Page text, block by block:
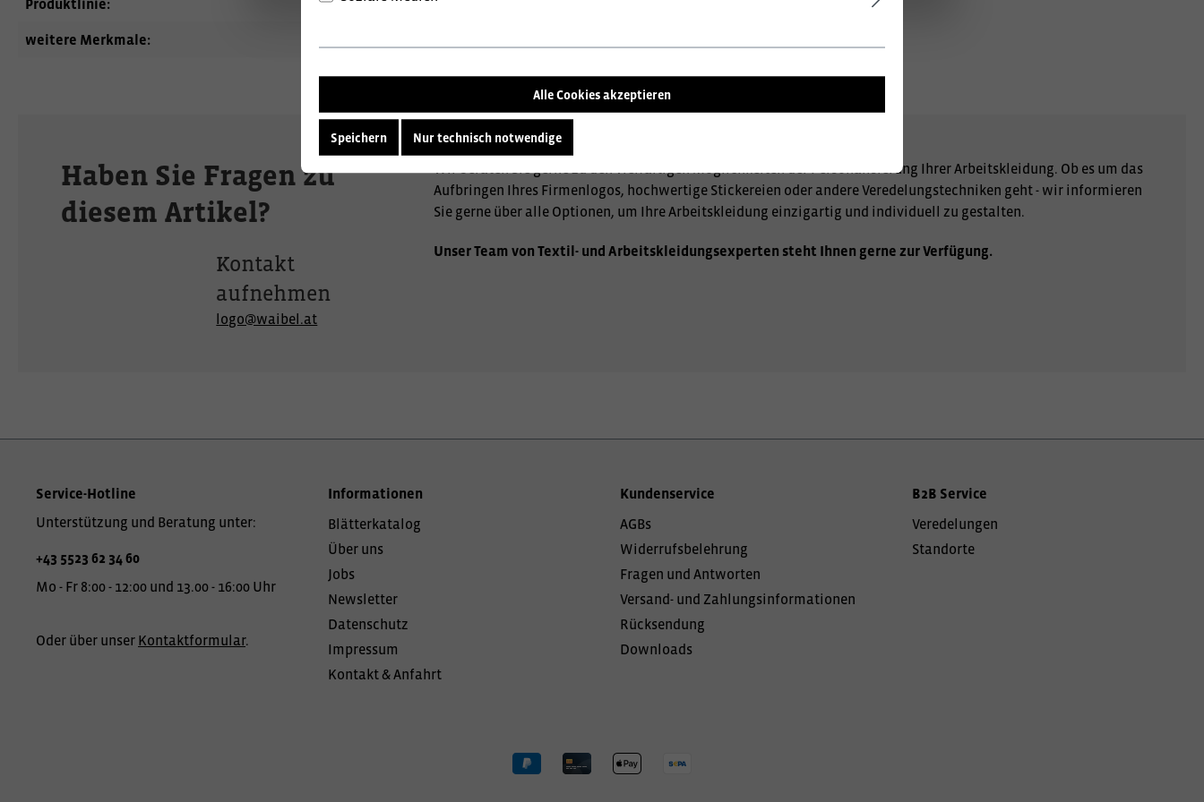
Produktlinie: Engel
weitere Merkmale:
Haben Sie Fragen zu
diesem Artikel?
Kontakt
aufnehmen
logo@waibel.at
Wir beraten Sie gerne zu den vielfältigen Möglichkeiten der Personalisierung Ihrer Arbeitskleidung. Ob es um das
Aufbringen Ihres Firmenlogos, hochwertige Stickereien oder andere Veredelungstechniken geht - wir informieren
Sie gerne über alle Optionen, um Ihre Arbeitskleidung einzigartig und individuell zu gestalten.
Unser Team von Textil- und Arbeitskleidungsexperten steht Ihnen gerne zur Verfügung.
Service-Hotline
Unterstützung und Beratung unter:
+43 5523 62 34 60
Mo - Fr 8:00 - 12:00 und 13.00 - 16:00 Uhr
Oder über unser Kontaktformular.
Informationen
Blätterkatalog
Über uns
Jobs
Newsletter
Datenschutz
Impressum
Kontakt & Anfahrt
Kundenservice
AGBs
Widerrufsbelehrung
Fragen und Antworten
Versand- und Zahlungsinformationen
Rücksendung
Downloads
B2B Service
Veredelungen
Standorte
Alle Cookies akzeptieren
Speichern Nur technisch notwendige